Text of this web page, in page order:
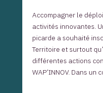
Accompagner le
activités innovantes.
picarde a souhaité
Territoire et surtout
différentes actions
WAP’INNOV. Dans un